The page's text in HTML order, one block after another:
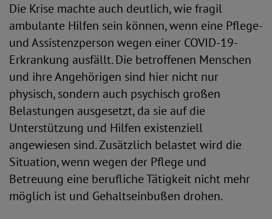
Die Krise machte auch deutlich, wie fragil
ambulante Hilfen sein können, wenn eine Pflege-
und Assistenzperson wegen einer COVID-19-
Erkrankung ausfällt. Die betroffenen Menschen
und ihre Angehörigen sind hier nicht nur
physisch, sondern auch psychisch großen
Belastungen ausgesetzt, da sie auf die
Unterstützung und Hilfen existenziell
angewiesen sind. Zusätzlich belastet wird die
Situation, wenn wegen der Pflege und
Betreuung eine berufliche Tätigkeit nicht mehr
möglich ist und Gehaltseinbußen drohen.